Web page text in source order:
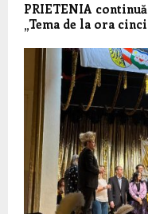
PRIETENIA
„Tema de la ora